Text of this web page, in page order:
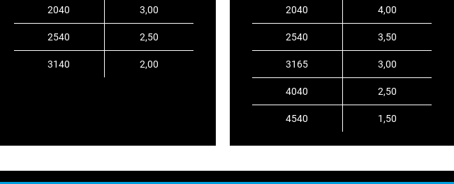
2040 3,00
2540 2,50
3140 2,00
2040 4,00
2540 3,50
3165 3,00
4040 2,50
4540 1,50